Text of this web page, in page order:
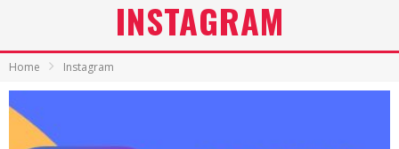
INSTAGRAM
Home Instagram